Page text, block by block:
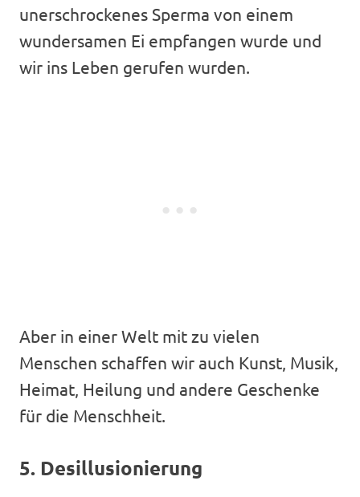
unerschrockenes Sperma von einem
wundersamen Ei empfangen wurde und
wir ins Leben gerufen wurden.
Aber in einer Welt mit zu vielen
Menschen schaffen wir auch Kunst, Musik,
Heimat, Heilung und andere Geschenke
für die Menschheit.
5. Desillusionierung